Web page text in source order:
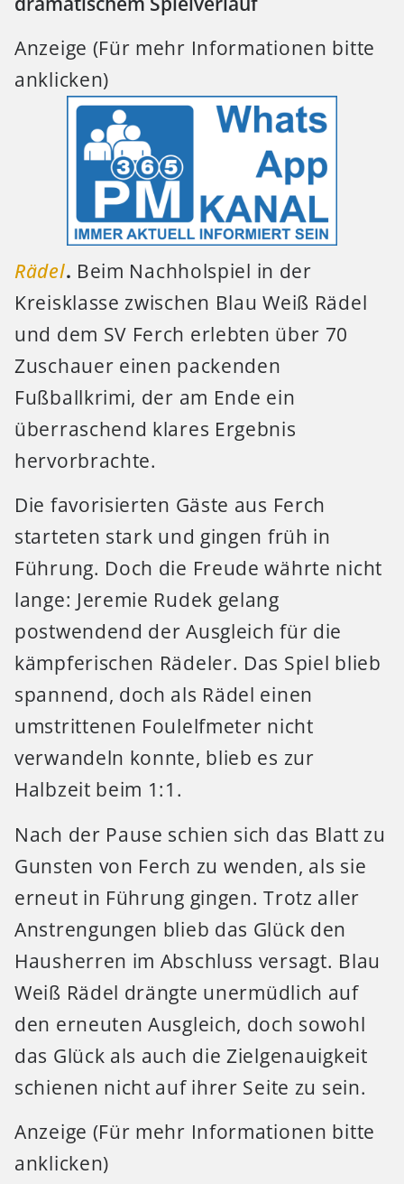
Anzeige (Für mehr Informationen bitte
anklicken)
Rädel. Beim Nachholspiel in der
Kreisklasse zwischen Blau Weiß Rädel
und dem SV Ferch erlebten über 70
Zuschauer einen packenden
Fußballkrimi, der am Ende ein
überraschend klares Ergebnis
hervorbrachte.
Die favorisierten Gäste aus Ferch
starteten stark und gingen früh in
Führung. Doch die Freude währte nicht
lange: Jeremie Rudek gelang
postwendend der Ausgleich für die
kämpferischen Rädeler. Das Spiel blieb
spannend, doch als Rädel einen
umstrittenen Foulelfmeter nicht
verwandeln konnte, blieb es zur
Halbzeit beim 1:1.
Nach der Pause schien sich das Blatt zu
Gunsten von Ferch zu wenden, als sie
erneut in Führung gingen. Trotz aller
Anstrengungen blieb das Glück den
Hausherren im Abschluss versagt. Blau
Weiß Rädel drängte unermüdlich auf
den erneuten Ausgleich, doch sowohl
das Glück als auch die Zielgenauigkeit
schienen nicht auf ihrer Seite zu sein.
Anzeige (Für mehr Informationen bitte
anklicken)